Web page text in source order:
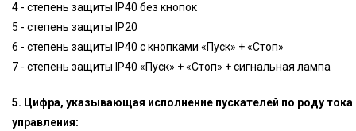
4 - степень защиты IP40 без кнопок
5 - степень защиты IP20
6 - степень защиты IP40 с кнопками «Пуск» + «Стоп»
7 - степень защиты IP40 «Пуск» + «Стоп» + сигнальная лампа
5. Цифра, указывающая исполнение пускателей по роду тока
управления: